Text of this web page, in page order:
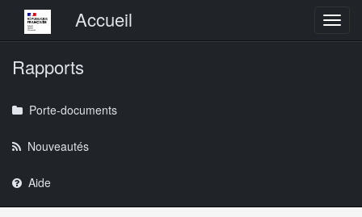
Menu principalAccueil
Rapports
Porte-documents
Nouveautés
Aide